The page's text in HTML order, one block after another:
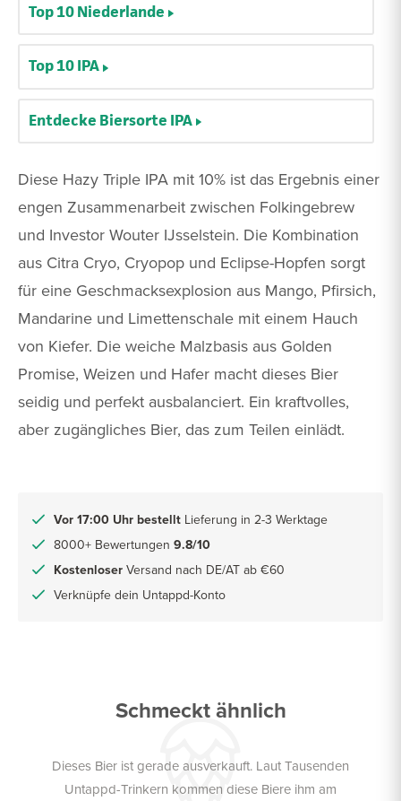
Diese Hazy Triple IPA mit 10% ist das Ergebnis einer
engen Zusammenarbeit zwischen Folkingebrew
und Investor Wouter IJsselstein. Die Kombination
aus Citra Cryo, Cryopop und Eclipse-Hopfen sorgt
für eine Geschmacksexplosion aus Mango, Pfirsich,
Mandarine und Limettenschale mit einem Hauch
von Kiefer. Die weiche Malzbasis aus Golden
Promise, Weizen und Hafer macht dieses Bier
seidig und perfekt ausbalanciert. Ein kraftvolles,
aber zugängliches Bier, das zum Teilen einlädt.
Vor 17:00 Uhr bestellt Lieferung in 2-3 Werktage
8000+ Bewertungen 9.8/10
Kostenloser Versand nach DE/AT ab €60
Verknüpfe dein Untappd-Konto
Top 10 Niederlande
Top 10 IPA
Entdecke Biersorte IPA
Schmeckt ähnlich
Dieses Bier ist gerade ausverkauft. Laut Tausenden
Untappd-Trinkern kommen diese Biere ihm am